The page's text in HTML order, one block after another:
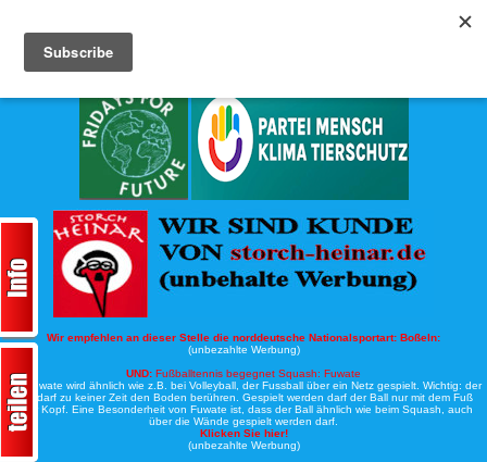
Wir empfehlen an dieser Stelle die norddeutsche Nationalsportart: Boßeln:
(unbezahlte Werbung)
UND: Fußballtennis begegnet Squash: Fuwate
Bei Fuwate wird ähnlich wie z.B. bei Volleyball, der Fussball über ein Netz gespielt. Wichtig: der
Ball darf zu keiner Zeit den Boden berühren. Gespielt werden darf der Ball nur mit dem Fuß
oder Kopf. Eine Besonderheit von Fuwate ist, dass der Ball ähnlich wie beim Squash, auch
über die Wände gespielt werden darf.
Klicken Sie hier!
(unbezahlte Werbung)